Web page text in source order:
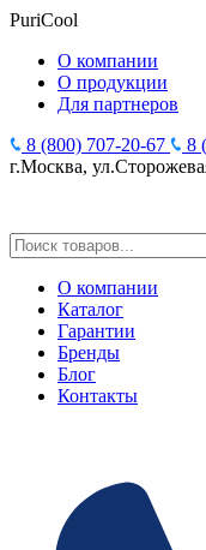
PuriCool
О компании
О продукции
Для партнеров
8 (800) 707-20-67
8
г.Москва,
О компании
Каталог
Гарантии
Бренды
Блог
Контакты